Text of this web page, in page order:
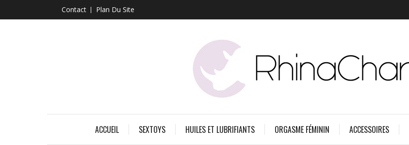
Contact Plan Du Site
ACCUEIL SEXTOYS HUILES ET LUBRIFIANTS ORGASME FÉMININ ACCESSOIRES